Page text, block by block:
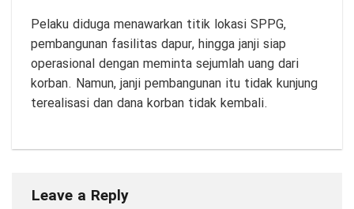
Pelaku diduga menawarkan titik lokasi SPPG,
pembangunan fasilitas dapur, hingga janji siap
operasional dengan meminta sejumlah uang dari
korban. Namun, janji pembangunan itu tidak kunjung
terealisasi dan dana korban tidak kembali.
Leave a Reply